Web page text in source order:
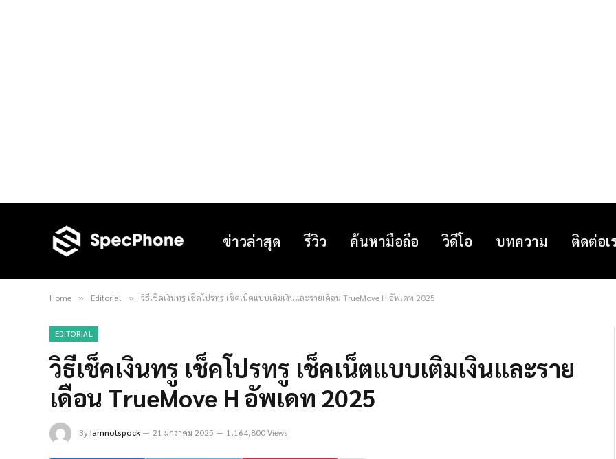
ข่าวล่าสุด รีวิว ค้นหามือถือ วิดีโอ บทความ ติดต่อเ
Home » Editorial » วิธีเช็คเงินทรู เช็คโปรทรู เช็คเน็ตแบบเติมเงินและรายเดือน TrueMove H อัพเดท 2025
EDITORIAL
วิธีเช็คเงินทรู เช็คโปรทรู เช็คเน็ตแบบเติมเงินและราย
เดือน TrueMove H อัพเดท 2025
ByIamnotspock 21 มกราคม 2025 1,164,800 Views